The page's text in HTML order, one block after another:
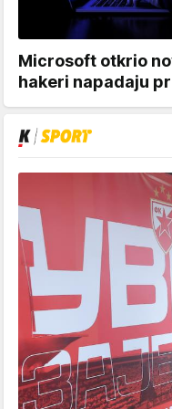
Microsoft otkrio
hakeri napadaju